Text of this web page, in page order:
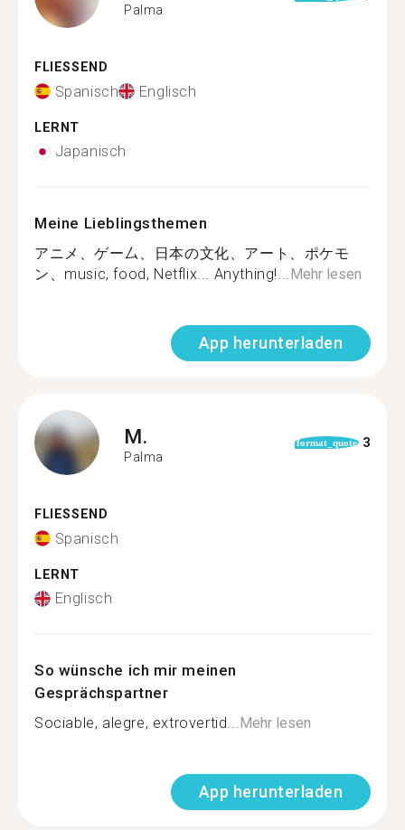
Palma
FLIESSEND
Spanisch Englisch
LERNT
Japanisch
Meine Lieblingsthemen
アニメ、ゲー厶、日本の文化、アート、ポケモ
ン、music, food, Netflix... Anything!...Mehr lesen
App herunterladen
M.
Palma
format_quote 3
FLIESSEND
Spanisch
LERNT
Englisch
So wünsche ich mir meinen
Gesprächspartner
Sociable, alegre, extrovertid...Mehr lesen
App herunterladen